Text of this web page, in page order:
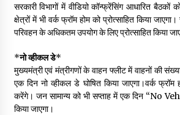
Thought Of The Day 10
Thought Of The Day 9
May 9, 2022
सरकारी विभागों में वीडियो कॉन्फ्रेंसिंग आधारित बैठकों
क्षेत्रों में भी वर्क फ्रॉम होम को प्रोत्साहित किया
परिवहन के अधिकतम उपयोग के लिए प्रोत्साहित किया
*नो व्हीकल डे*
मुख्यमंत्री एवं मंत्रीगणों के वाहन फ्लीट में वाहनों की
एक दिन नो व्हीकल डे घोषित किया जाएगा।वर्क
करेंगे। जन सामान्य को भी सप्ताह में एक दिन “No
किया जाएगा।